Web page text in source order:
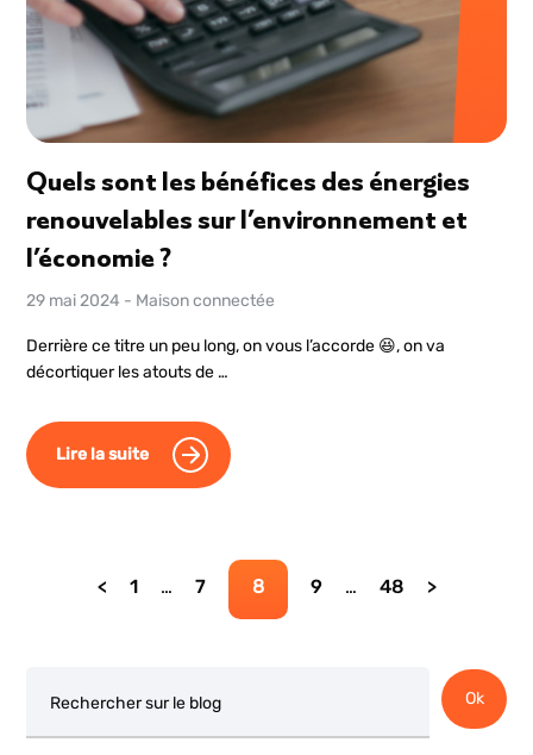
Quels sont les bénéfices des énergies
renouvelables sur l’environnement et
l’économie ?
29 mai 2024 - Maison connectée
Derrière ce titre un peu long, on vous l’accorde 😆, on va
décortiquer les atouts de …
Lire la suite
1 …
Page
7 Page
8 9 … 48
Ok